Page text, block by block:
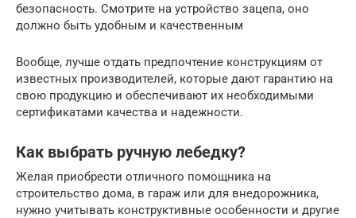
безопасность. Смотрите на устройство зацепа, оно
должно быть удобным и качественным
Вообще, лучше отдать предпочтение конструкциям от
известных производителей, которые дают гарантию на
свою продукцию и обеспечивают их необходимыми
сертификатами качества и надежности.
Как выбрать ручную лебедку?
Желая приобрести отличного помощника на
строительство дома, в гараж или для внедорожника,
нужно учитывать конструктивные особенности и другие